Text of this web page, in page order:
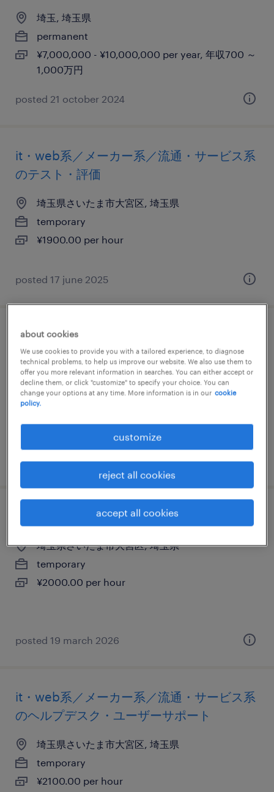
埼玉, 埼玉県
permanent
¥7,000,000 - ¥10,000,000 per year, 年収700 ～
1,000万円
posted 21 october 2024
it・web系／メーカー系／流通・サービス系
のテスト・評価
埼玉県さいたま市大宮区, 埼玉県
temporary
¥1900.00 per hour
posted 17 june 2025
it・web系／メーカー系／流通・サービス系
のヘルプデスク・ユーザーサポート
埼玉県川口市, 埼玉県
temporary
posted 15 august 2025
it・web系のテスト・評価
埼玉県さいたま市大宮区, 埼玉県
temporary
¥2000.00 per hour
posted 19 march 2026
it・web系／メーカー系／流通・サービス系
のヘルプデスク・ユーザーサポート
埼玉県さいたま市大宮区, 埼玉県
temporary
¥2100.00 per hour
about cookies
We use cookies to provide you with a tailored experience, to diagnose
technical problems, to help us improve our website. We also use them to
offer you more relevant information in searches. You can either accept or
decline them, or click "customize" to specify your choice. You can
change your options at any time. More information is in our cookie
policy.
customize
reject all cookies
accept all cookies